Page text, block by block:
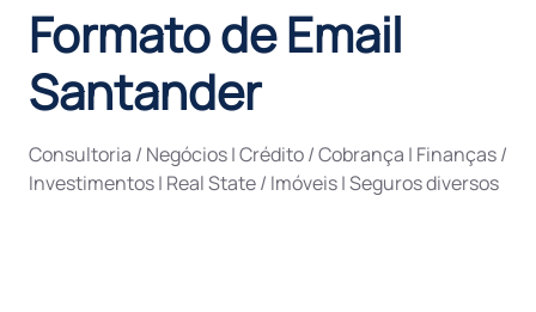
Formato de Email
Santander
Consultoria / Negócios|Crédito / Cobrança | Finanças /
Investimentos| Real State / Imóveis|Seguros diversos